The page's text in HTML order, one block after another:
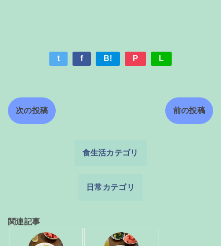
t f B! P L
次の投稿 前の投稿
食生活カテゴリ
日常カテゴリ
関連記事